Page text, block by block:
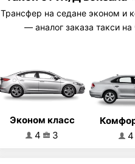
Трансфер на седане эконом и
— аналог заказа такси
Эконом класс
4
3
4